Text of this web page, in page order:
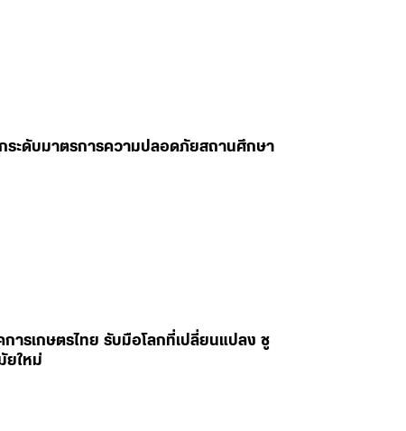
ระดับมาตรการความปลอดภัยสถานศึกษา
ารเกษตรไทย รับมือโลกที่เปลี่ยนแปลง ชู
ยใหม่